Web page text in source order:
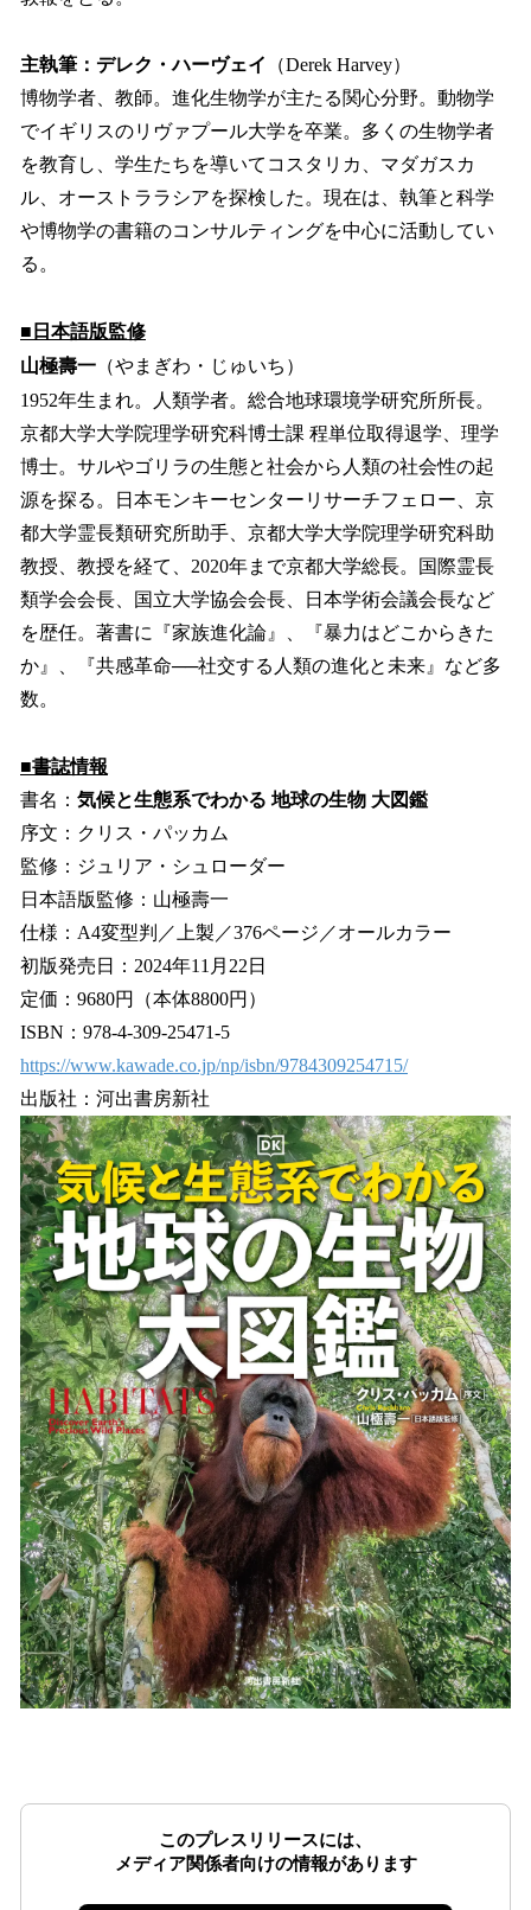
主執筆：デレク・ハーヴェイ
（Derek Harvey）
博物学者、教師。進化生物学が主たる関心分野。動物学
でイギリスのリヴァプール大学を卒業。多くの生物学者
を教育し、学生たちを導いてコスタリカ、マダガスカ
ル、オーストララシアを探検した。現在は、執筆と科学
や博物学の書籍のコンサルティングを中心に活動してい
る。
■日本語版監修
山極壽一 （やまぎわ・じゅいち）
1952年生まれ。人類学者。総合地球環境学研究所所長。
京都大学大学院理学研究科博士課 程単位取得退学、理学
博士。サルやゴリラの生態と社会から人類の社会性の起
源を探る。日本モンキーセンターリサーチフェロー、京
都大学霊長類研究所助手、京都大学大学院理学研究科助
教授、教授を経て、2020年まで京都大学総長。国際霊長
類学会会長、国立大学協会会長、日本学術会議会長など
を歴任。著書に『家族進化論』、『暴力はどこからきた
か』、『共感革命──社交する人類の進化と未来』など多
数。
■書誌情報
書名： 気候と生態系でわかる 地球の生物 大図鑑
序文：クリス・パッカム
監修：ジュリア・シュローダー
日本語版監修：山極壽一
仕様：A4変型判／上製／376ページ／オールカラー
初版発売日：2024年11月22日
定価：9680円（本体8800円）
ISBN：978-4-309-25471-5
https://www.kawade.co.jp/np/isbn/9784309254715/
出版社：河出書房新社
このプレスリリースには、
メディア関係者向けの情報があります